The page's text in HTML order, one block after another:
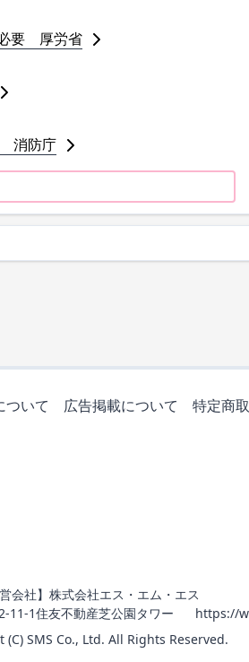
必要 厚労省
消防庁
ついて 広告掲載について 特定商
営会社】株式会社エス・エム・エス
1住友不動産芝公園タワー
https://
(C) SMS Co., Ltd. All Rights Reserved.